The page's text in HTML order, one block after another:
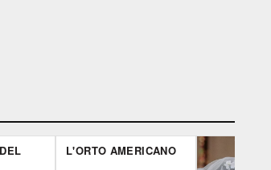
L'ORTO AMERICANO